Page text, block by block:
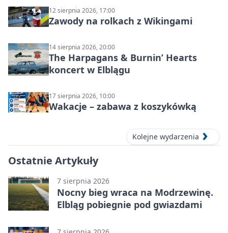
12 sierpnia 2026, 17:00
Zawody na rolkach z Wikingami
14 sierpnia 2026, 20:00
The Harpagans & Burnin’ Hearts
koncert w Elblągu
17 sierpnia 2026, 10:00
Wakacje – zabawa z koszykówką
Kolejne wydarzenia
Ostatnie Artykuły
7 sierpnia 2026
Nocny bieg wraca na Modrzewinę.
Elbląg pobiegnie pod gwiazdami